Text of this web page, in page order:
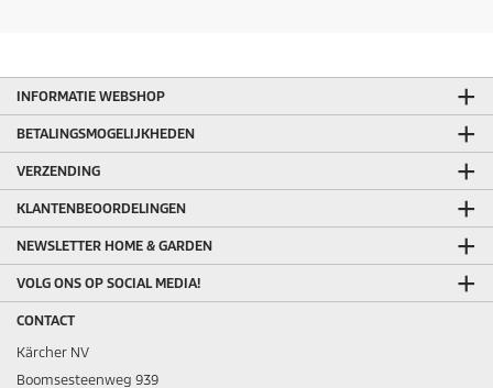
INFORMATIE WEBSHOP
BETALINGSMOGELIJKHEDEN
VERZENDING
KLANTENBEOORDELINGEN
NEWSLETTER HOME & GARDEN
VOLG ONS OP SOCIAL MEDIA!
CONTACT
Kärcher NV
Boomsesteenweg 939